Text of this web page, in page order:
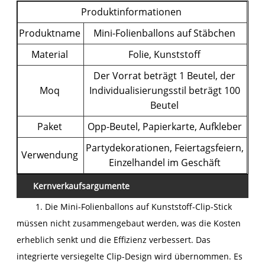
Produktinformationen
Produktname
Mini-Folienballons auf Stäbchen
Material
Folie, Kunststoff
Moq
Der Vorrat beträgt 1 Beutel, der
Individualisierungsstil beträgt 100
Beutel
Paket
Opp-Beutel, Papierkarte, Aufkleber
Verwendung
Partydekorationen, Feiertagsfeiern,
Einzelhandel im Geschäft
Kernverkaufsargumente
1. Die Mini-Folienballons auf Kunststoff-Clip-Stick
müssen nicht zusammengebaut werden, was die Kosten
erheblich senkt und die Effizienz verbessert. Das
integrierte versiegelte Clip-Design wird übernommen. Es